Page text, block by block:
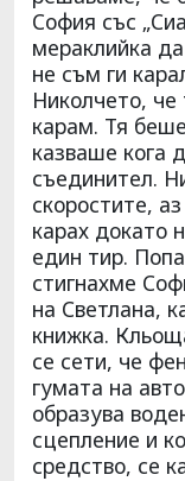
София със
мераклийка
не съм ги
Николчето,
карам. Тя
казваше кога
съединител.
скоростите,
карах докато
един тир.
стигнахме
на Светлана,
книжка.
се сети, че
гумата на
образува
сцепление и
средство, се